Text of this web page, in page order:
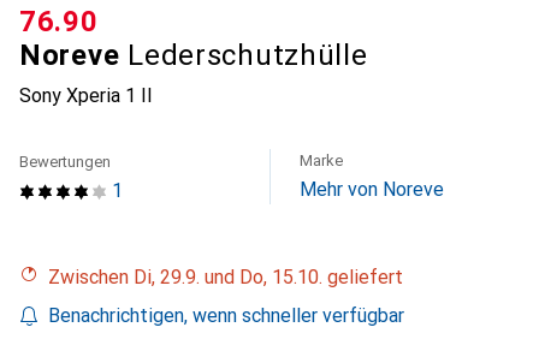
Noreve Lederschutzhülle
Sony Xperia 1 II
CHF
76.90
1
Bewertungen Marke
Mehr von Noreve
Zwischen Di, 29.9. und Do, 15.10. geliefert
Benachrichtigen, wenn schneller verfügbar